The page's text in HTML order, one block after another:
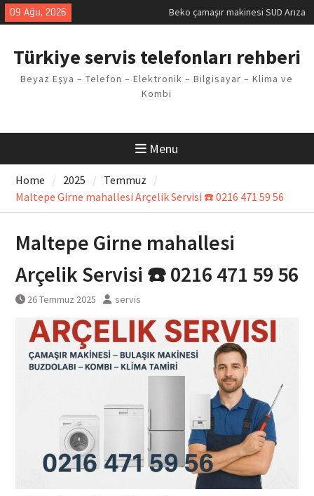
Skip
to
09 Ağu, 2026
Demirdöküm buzdolabı E1 Arıza
Arızası Çözümü
E02 Arıza Kodu Regal kombi
Sorunu
Türkiye servis telefonları rehberi
Beyaz Eşya – Telefon – Elektronik – Bilgisayar – Klima ve
Kombi
Menu
Home 2025
Temmuz
Maltepe Girne mahallesi Arçelik Servisi ☎️ 0216 471 59 56
Maltepe Girne mahallesi
Arçelik Servisi ☎️ 0216 471 59 56
26 Temmuz 2025 servis